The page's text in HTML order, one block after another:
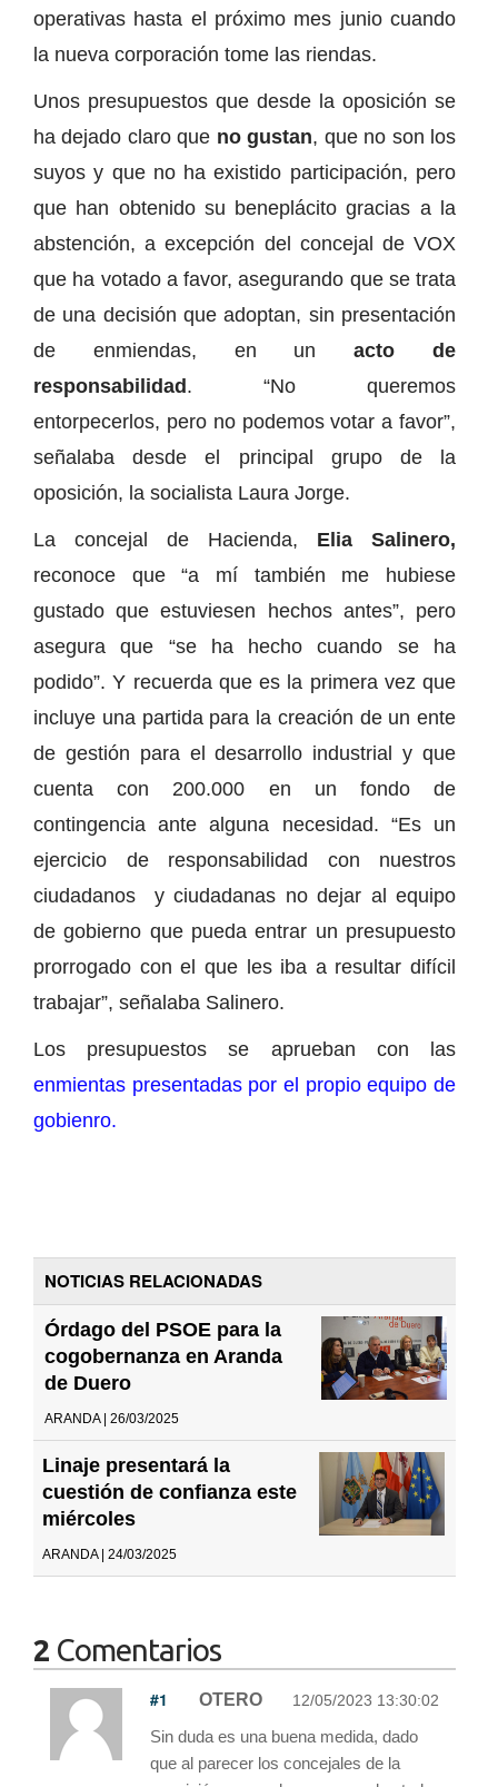
operativas hasta el próximo mes junio cuando
la nueva corporación tome las riendas.
Unos presupuestos que desde la oposición se
ha dejado claro que no gustan, que no son los
suyos y que no ha existido participación, pero
que han obtenido su beneplácito gracias a la
abstención, a excepción del concejal de VOX
que ha votado a favor, asegurando que se trata
de una decisión que adoptan, sin presentación
de enmiendas, en unacto de
responsabilidad. “No queremos
entorpecerlos, pero no podemos votar a favor”,
señalaba desde el principal grupo de la
oposición, la socialista Laura Jorge.
La concejal de Hacienda, Elia Salinero,
reconoce que “a mí también me hubiese
gustado que estuviesen hechos antes”, pero
asegura que “se ha hecho cuando se ha
podido”. Y recuerda que es la primera vez que
incluye una partida para la creación de un ente
de gestión para el desarrollo industrial y que
cuenta con 200.000 en un fondo de
contingencia ante alguna necesidad. “Es un
ejercicio de responsabilidad con nuestros
ciudadanos y ciudadanas no dejar al equipo
de gobierno que pueda entrar un presupuesto
prorrogado con el que les iba a resultar difícil
trabajar”, señalaba Salinero.
Los presupuestos se aprueban con las
enmientas presentadas por el propio equipo de
gobienro.
NOTICIAS RELACIONADAS
Órdago del PSOE para la
cogobernanza en Aranda
de Duero
ARANDA | 26/03/2025
Linaje presentará la
cuestión de confianza este
miércoles
ARANDA | 24/03/2025
2 Comentarios
#1 OTERO 12/05/2023 13:30:02
Sin duda es una buena medida, dado
que al parecer los concejales de la